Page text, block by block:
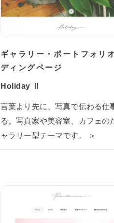
ギャラリー・ポートフォリオ
ディングページ
Holiday Ⅱ
言葉より先に、写真で伝わる仕
る。写真家や美容室、カフェの
ャラリー型テーマです。 ＞